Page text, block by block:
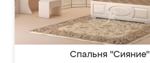
Спальня "Сияние"